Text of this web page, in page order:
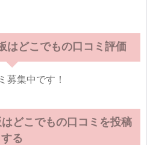
はどこでもの口コミ評価
募集中です！
どこでもの口コミを投稿
する